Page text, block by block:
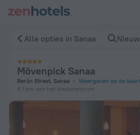
Alle opties in Sanaa
Mövenpick Sanaa
Berlin Street, Sanaa
Weergeven op de kaart
4,1 km
van het stadscentrum
Mövenpick Sanaa in Sanaa — Boek nu